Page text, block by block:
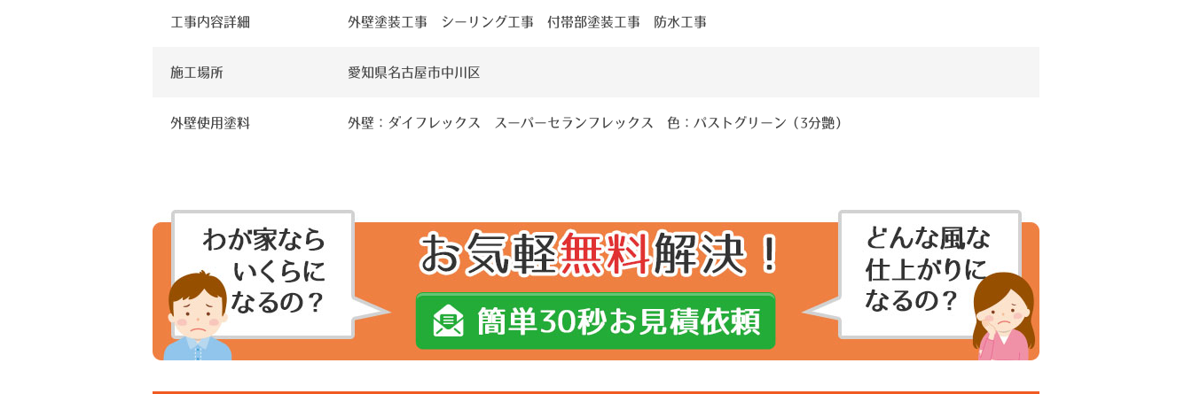
工事内容詳細 外壁塗装工事 シーリング工事 付帯部塗装工事 防水工事
施工場所 愛知県名古屋市中川区
外壁使用塗料 外壁：ダイフレックス スーパーセランフレックス 色：パストグリーン（3分艶）